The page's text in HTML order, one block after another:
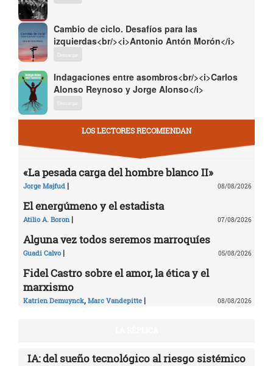
Cambio de ciclo. Desafíos para las
izquierdas<br/><i>Antonio Antón Morón</i>
Descargar
Indagaciones entre asombros<br/><i>Carlos
Alonso Reynoso y Jorge Alonso</i>
Descargar
LOS LECTORES RECOMIENDAN
«La pesada carga del hombre blanco II»
Jorge Majfud | 08/08/2026
El energúmeno y el estadista
Atilio A. Boron | 07/08/2026
Alguna vez todos seremos marroquíes
Guadi Calvo | 05/08/2026
Fidel Castro sobre el amor, la ética y el
marxismo
Katrien Demuynck, Marc Vandepitte | 08/08/2026
IA: del sueño tecnológico al riesgo sistémico